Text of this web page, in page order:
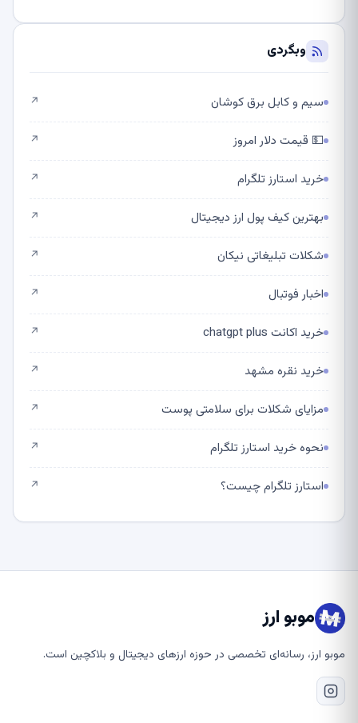
وبگردی
سیم و کابل برق کوشان ↗
💵 قیمت دلار امروز ↗
خرید استارز تلگرام ↗
بهترین کیف پول ارز دیجیتال ↗
شکلات تبلیغاتی نیکان ↗
اخبار فوتبال ↗
خرید اکانت chatgpt plus ↗
خرید نقره مشهد ↗
مزایای شکلات برای سلامتی پوست ↗
نحوه خرید استارز تلگرام ↗
استارز تلگرام چیست؟ ↗
موبو ارز
موبو ارز، رسانه‌ای تخصصی در حوزه ارزهای دیجیتال و بلاکچین است.